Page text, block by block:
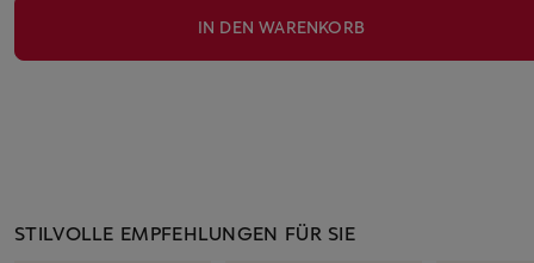
IN DEN WARENKORB
STILVOLLE EMPFEHLUNGEN FÜR SIE